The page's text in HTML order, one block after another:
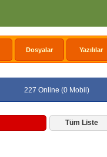
Dosyalar Yazılılar
227 Online (0 Mobil)
Tüm Liste